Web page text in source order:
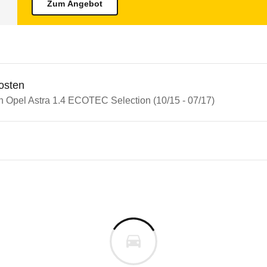
Zum Angebot
Opel Astra 1.4 ECOTEC Selection (10/15 - 07/17)
Baureihengeneration wie das
Er punktet insbesondere beim